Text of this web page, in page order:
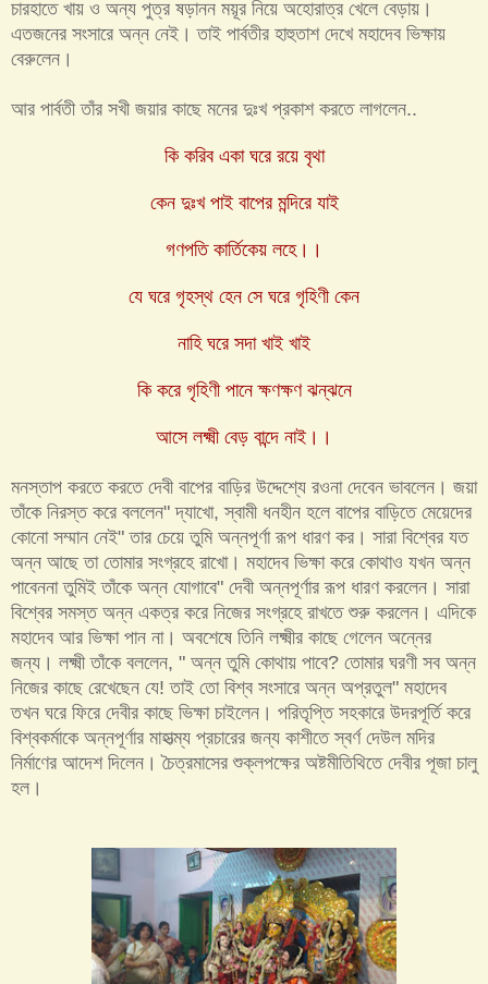
চারহাতে খায় ও অন্য পুত্র ষড়ানন ময়ূর নিয়ে অহোরাত্র খেলে বেড়ায়।
এতজনের সংসারে অন্ন নেই। তাই পার্বতীর হাহুতাশ দেখে মহাদেব ভিক্ষায়
বেরুলেন।
আর পার্বতী তাঁর সখী জয়ার কাছে মনের দুঃখ প্রকাশ করতে লাগলেন..
কি করিব একা ঘরে রয়ে বৃথা
কেন দুঃখ পাই বাপের মন্দিরে যাই
গণপতি কার্তিকেয় লহে।।
যে ঘরে গৃহস্থ হেন সে ঘরে গৃহিণী কেন
নাহি ঘরে সদা খাই খাই
কি করে গৃহিণী পানে ক্ষণক্ষণ ঝন্‌ঝনে
আসে লক্ষ্মী বেড় বান্দে নাই।।
মনস্তাপ করতে করতে দেবী বাপের বাড়ির উদ্দেশ্যে রওনা দেবেন ভাবলেন। জয়া
তাঁকে নিরস্ত করে বললেন" দ্যাখো, স্বামী ধনহীন হলে বাপের বাড়িতে মেয়েদের
কোনো সম্মান নেই" তার চেয়ে তুমি অন্নপূর্ণা রূপ ধারণ কর। সারা বিশ্বের যত
অন্ন আছে তা তোমার সংগ্রহে রাখো। মহাদেব ভিক্ষা করে কোথাও যখন অন্ন
পাবেননা তুমিই তাঁকে অন্ন যোগাবে" দেবী অন্নপূর্ণার রূপ ধারণ করলেন। সারা
বিশ্বের সমস্ত অন্ন একত্র করে নিজের সংগ্রহে রাখতে শুরু করলেন। এদিকে
মহাদেব আর ভিক্ষা পান না। অবশেষে তিনি লক্ষ্মীর কাছে গেলেন অন্নের
জন্য। লক্ষ্মী তাঁকে বললেন, " অন্ন তুমি কোথায় পাবে? তোমার ঘরণী সব অন্ন
নিজের কাছে রেখেছেন যে! তাই তো বিশ্ব সংসারে অন্ন অপ্রতুল" মহাদেব
তখন ঘরে ফিরে দেবীর কাছে ভিক্ষা চাইলেন। পরিতৃপ্তি সহকারে উদরপূর্তি করে
বিশ্বকর্মাকে অন্নপূর্ণার মাহাত্ম্য প্রচারের জন্য কাশীতে স্বর্ণ দেউল মদির
নির্মাণের আদেশ দিলেন। চৈত্রমাসের শুক্লপক্ষের অষ্টমীতিথিতে দেবীর পূজা চালু
হল।